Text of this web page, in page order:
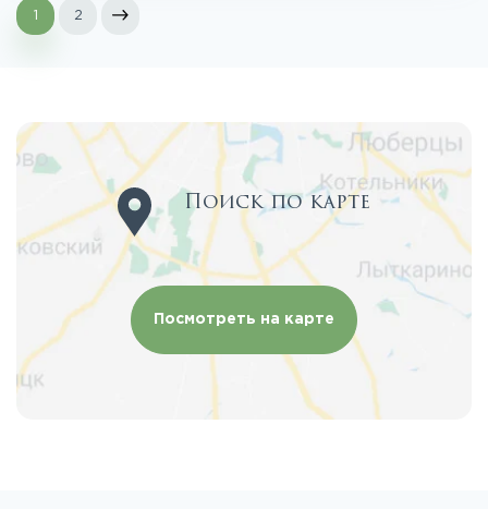
1 2
Поиск по карте
Посмотреть на карте